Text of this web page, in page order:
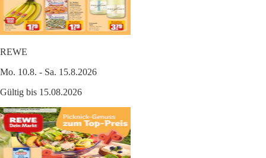
REWE
Mo. 10.8. - Sa. 15.8.2026
Gültig bis 15.08.2026